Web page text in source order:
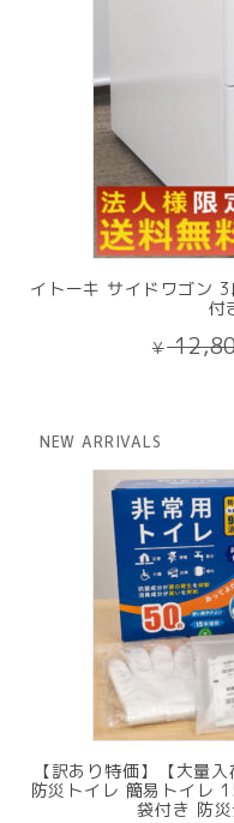
イトーキ サイドワゴン
付
¥
NEW ARRIVALS
【訳あり特価】【大量
防災トイレ 簡易トイレ
袋付き 防